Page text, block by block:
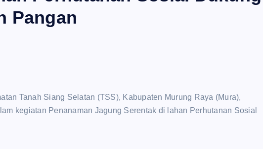
Pangan
Tanah Siang Selatan (TSS), Kabupaten Murung Raya (Mura),
kegiatan Penanaman Jagung Serentak di lahan Perhutanan Sosial